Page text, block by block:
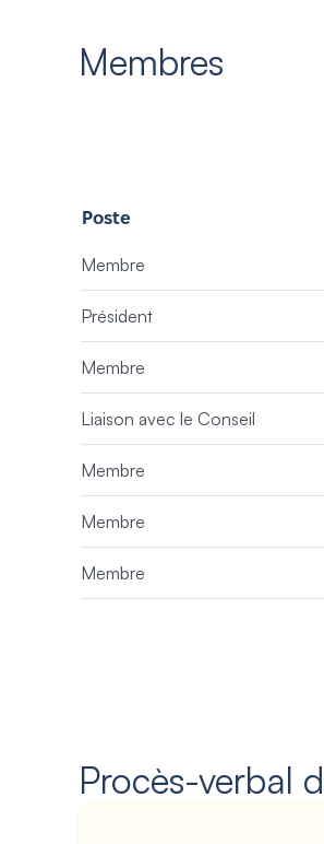
Membres
Poste
Membre
Président
Membre
Liaison avec le Conseil
Membre
Membre
Membre
Procès-verbal